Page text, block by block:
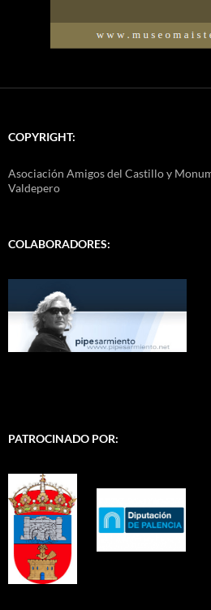
COPYRIGHT:
Asociación Amigos del Castillo y
Valdepero
COLABORADORES:
PATROCINADO POR: